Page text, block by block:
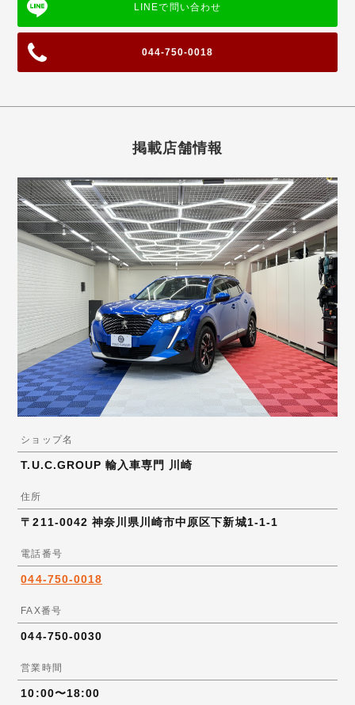
044-750-0018
掲載店舗情報
ショップ名
T.U.C.GROUP 輸入車専門 川崎
住所
〒211-0042 神奈川県川崎市中原区下新城1-1-1
電話番号
044-750-0018
FAX番号
044-750-0030
営業時間
10:00〜18:00